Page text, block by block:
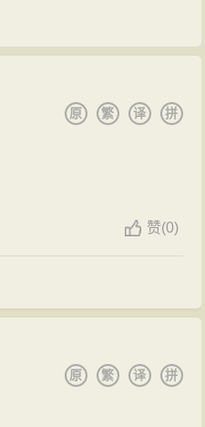
摇玲珑。
气如虹。
贯当中。
天无功。
生华风？
出来的那种自信和渊
才，天才！果然是名不虚
天下。！”在离开时，他们
作客。经过这次来访，
多嫉妒李贺的人说他父亲
进士的“进”同音，那是“家
“宗室王孙”恐怕连大郑王房
上舍，一亩嵩硗田。夜
事”。大历三年（768）去
安，“漂泊”一生，到李贺
，任陕县令，但不久老
行二首送小季之庐
爪，长相极有特征。他
愈、皇甫湜造访，李贺援
愈与皇甫湜大吃一惊，
拼
译
繁
原
赞(0)
拼
译
繁
原